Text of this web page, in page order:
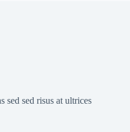
sed sed risus at ultrices